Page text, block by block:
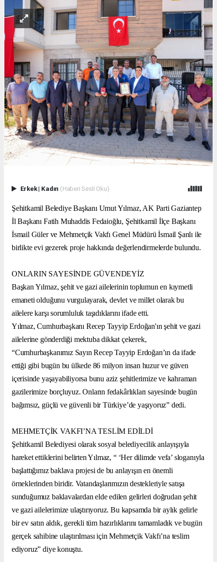
Erkek| Kadın (Haberi Sesli Oku)
Şehitkamil Belediye Başkanı Umut Yılmaz, AK Parti Gaziantep
İl Başkanı Fatih Muhaddis Fedaioğlu, Şehitkamil İlçe Başkanı
İsmail Güler ve Mehmetçik Vakfı Genel Müdürü İsmail Şanlı ile
birlikte evi gezerek proje hakkında değerlendirmelerde bulundu.
ONLARIN SAYESİNDE GÜVENDEYİZ
Başkan Yılmaz, şehit ve gazi ailelerinin toplumun en kıymetli
emaneti olduğunu vurgulayarak, devlet ve millet olarak bu
ailelere karşı sorumluluk taşıdıklarını ifade etti.
Yılmaz, Cumhurbaşkanı Recep Tayyip Erdoğan'ın şehit ve gazi
ailelerine gönderdiği mektuba dikkat çekerek,
“Cumhurbaşkanımız Sayın Recep Tayyip Erdoğan’ın da ifade
ettiği gibi bugün bu ülkede 86 milyon insan huzur ve güven
içerisinde yaşayabiliyorsa bunu aziz şehitlerimize ve kahraman
gazilerimize borçluyuz. Onların fedakârlıkları sayesinde bugün
bağımsız, güçlü ve güvenli bir Türkiye’de yaşıyoruz” dedi.
MEHMETÇİK VAKFI’NA TESLİM EDİLDİ
Şehitkamil Belediyesi olarak sosyal belediyecilik anlayışıyla
hareket ettiklerini belirten Yılmaz, “ ‘Her dilimde vefa’ sloganıyla
başlattığımız baklava projesi de bu anlayışın en önemli
örneklerinden biridir. Vatandaşlarımızın destekleriyle satışa
sunduğumuz baklavalardan elde edilen gelirleri doğrudan şehit
ve gazi ailelerimize ulaştırıyoruz. Bu kapsamda bir aylık gelirle
bir ev satın aldık, gerekli tüm hazırlıklarını tamamladık ve bugün
gerçek sahibine ulaştırılması için Mehmetçik Vakfı’na teslim
ediyoruz” diye konuştu.